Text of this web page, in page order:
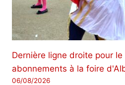
Dernière ligne droite pour
abonnements à la foire
06/08/2026